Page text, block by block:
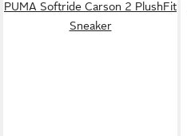
PUMA Softride Carson 2 PlushFit
Sneaker